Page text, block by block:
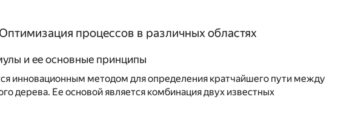
процессов в различных областях
и ее основные принципы
инновационным методом для определения кратчайшего пути между
дерева. Ее основой является комбинация двух известных